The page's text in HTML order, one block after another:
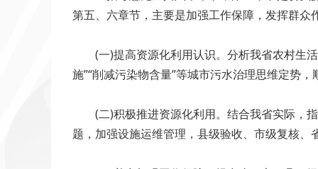
第五、六章节，主要是加强工作保障，发挥群众
(一)提高资源化利用认识。分析我省农村生活
施”“削减污染物含量”等城市污水治理思维定势
(二)积极推进资源化利用。结合我省实际，指
题，加强设施运维管理，县级验收、市级复核、